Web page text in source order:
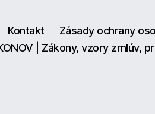
Kontakt
Zásady ochrany
| Zákony, vzory zmlúv,